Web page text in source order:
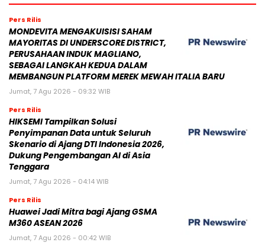
Pers Rilis
MONDEVITA MENGAKUISISI SAHAM
MAYORITAS DI UNDERSCORE DISTRICT,
PERUSAHAAN INDUK MAGLIANO,
SEBAGAI LANGKAH KEDUA DALAM
MEMBANGUN PLATFORM MEREK MEWAH ITALIA BARU
Jumat, 7 Agu 2026 - 09:32 WIB
Pers Rilis
HIKSEMI Tampilkan Solusi
Penyimpanan Data untuk Seluruh
Skenario di Ajang DTI Indonesia 2026,
Dukung Pengembangan AI di Asia
Tenggara
Jumat, 7 Agu 2026 - 04:14 WIB
Pers Rilis
Huawei Jadi Mitra bagi Ajang GSMA
M360 ASEAN 2026
Jumat, 7 Agu 2026 - 00:42 WIB